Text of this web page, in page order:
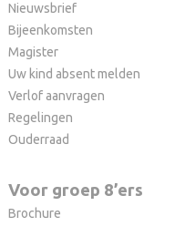
Nieuwsbrief
Bijeenkomsten
Magister
Uw kind absent melden
Verlof aanvragen
Regelingen
Ouderraad
Voor groep 8’ers
Brochure